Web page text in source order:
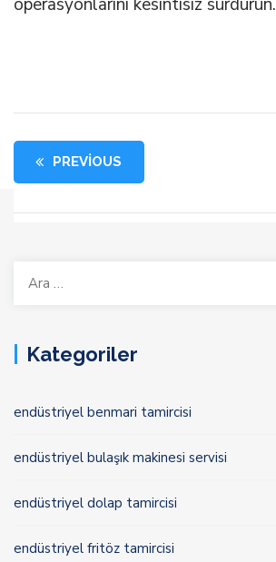
operasyonlarını kesintisiz sürdürün.
PREVIOUS
Arama:
Kategoriler
endüstriyel benmari tamircisi
endüstriyel bulaşık makinesi servisi
endüstriyel dolap tamircisi
endüstriyel fritöz tamircisi